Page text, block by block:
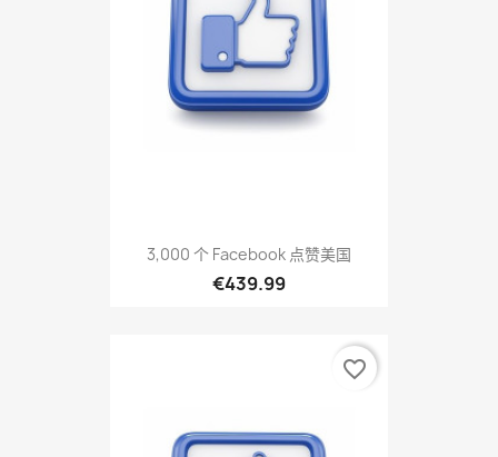
3,000 个 Facebook 点赞美国
€439.99
favorite_border